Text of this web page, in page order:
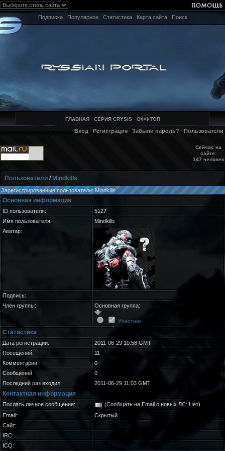
Подписка Популярное Статистика Карта сайта Поиск
ГЛАВНАЯ СЕРИЯ CRYSIS ОФФТОП
Вход Регистрация Забыли пароль? Пользователи
Сейчас на
сайте:
147 человек
Пользователи / Mindkills
Зарегистрированные пользователи: Mindkills
Основная информация
ID пользователя:
5127
Имя пользователя:
Mindkills
Аватар:
Подпись:
Член группы:
Основная группа:
Участник
Статистика
Дата регистрации:
2011-06-29 10:58 GMT
Посещений:
11
Комментарии:
0
Сообщений
0
Последний раз входил:
2011-06-29 11:03 GMT
Контактная информация
Послать личное сообщение:
(Сообщать на Email о новых ЛС: Нет)
Email:
Скрытый
Сайт:
IRC:
ICQ: